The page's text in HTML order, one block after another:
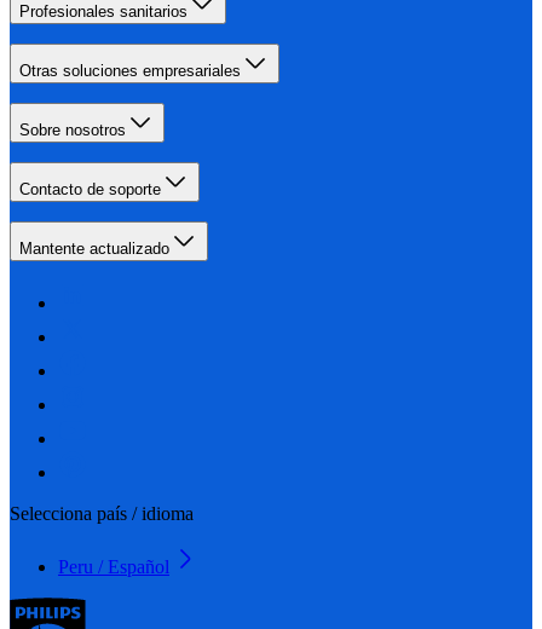
Profesionales sanitarios
Otras soluciones empresariales
Sobre nosotros
Contacto de soporte
Mantente actualizado
Selecciona país / idioma
Peru / Español